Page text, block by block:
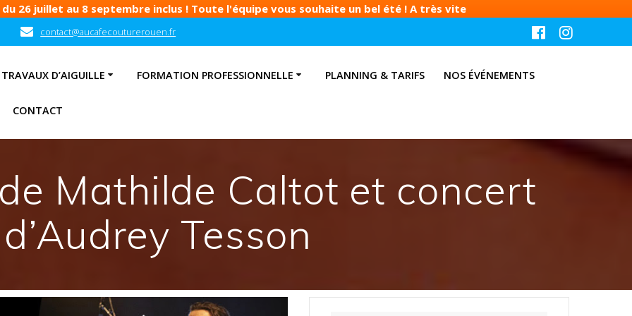
26 juillet au 8 septembre inclus ! Toute l'équipe vous souhaite un bel été ! A très vite
contact@aucafecouturerouen.fr
TRAVAUX D’AIGUILLE FORMATION PROFESSIONNELLE PLANNING & TARIFS NOS ÉVÉNEMENTS
CONTACT
Mathilde Caltot et concert
d’Audrey Tesson